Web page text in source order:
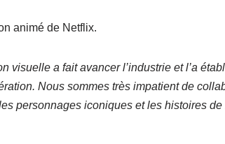
animé de Netflix.
visuelle a fait avancer l’industrie et l’a
Nous sommes très impatient de
personnages iconiques et les histoires